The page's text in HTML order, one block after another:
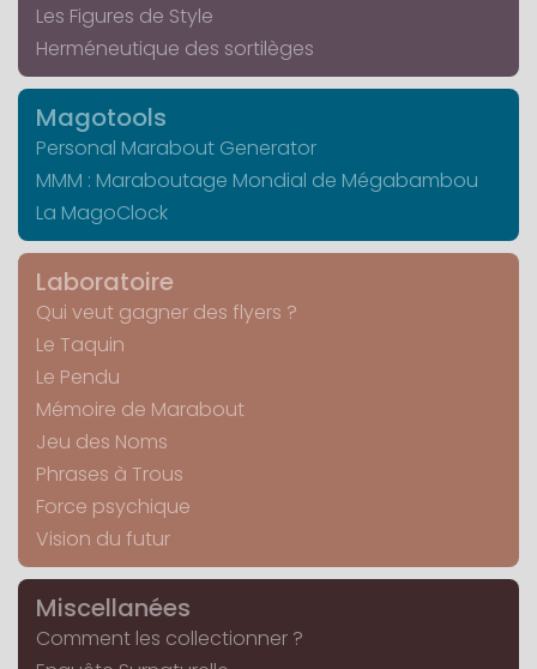
Les Figures de Style
Herméneutique des sortilèges
Magotools
Personal Marabout Generator
MMM : Maraboutage Mondial de Mégabambou
La MagoClock
Laboratoire
Qui veut gagner des flyers ?
Le Taquin
Le Pendu
Mémoire de Marabout
Jeu des Noms
Phrases à Trous
Force psychique
Vision du futur
Miscellanées
Comment les collectionner ?